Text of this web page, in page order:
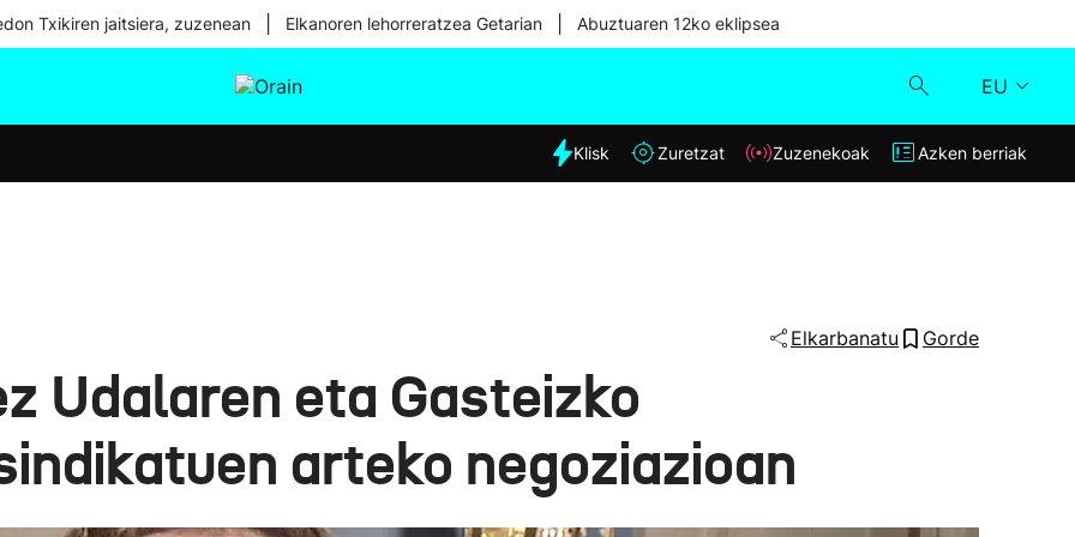
Txikiren jaitsiera, zuzenean Elkanoren lehorreratzea Getarian Abuztuaren 12ko eklipsea
EU
Eguraldia
Klisk
Klisk Zuretzat Zuzenekoak Azken berriak
Elkarbanatu Gorde
Udalaren eta Gasteizko
arteko negoziazioan